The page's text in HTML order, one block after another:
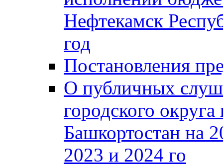
Нефтекамск
год
Постановления
О публичных
городского
Башкортостан на
2023 и 2024 го